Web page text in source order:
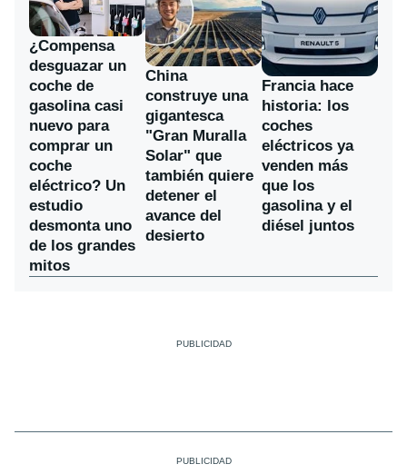
¿Compensa
desguazar un
coche de
gasolina casi
nuevo para
comprar un
coche
eléctrico? Un
estudio
desmonta uno
de los grandes
mitos
China
construye una
gigantesca
"Gran Muralla
Solar" que
también quiere
detener el
avance del
desierto
Francia hace
historia: los
coches
eléctricos ya
venden más
que los
gasolina y el
diésel juntos